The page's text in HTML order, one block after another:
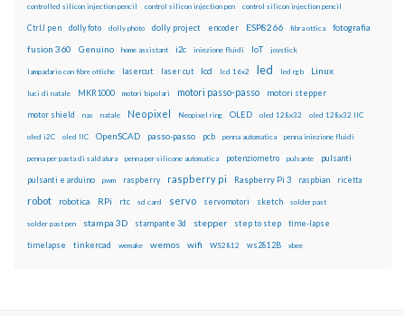
controlled silicon injection pencil control silicon injection pen control silicon injection pencil
CtrlJ pen dolly foto dolly photo dolly project encoder ESP8266 fibra ottica fotografia
fusion 360 Genuino home assistant i2c iniezione fluidi IoT joystick
lampadario con fibre ottiche lasercut laser cut lcd lcd 16x2 led led rgb Linux
luci di natale MKR1000 motori bipolari motori passo-passo motori stepper
motor shield nas natale Neopixel Neopixel ring OLED oled 128x32 oled 128x32 IIC
oled i2C oled IIC OpenSCAD passo-passo pcb penna automatica penna iniezione fluidi
penna per pasta di saldatura penna per silicone automatica potenziometro pulsante pulsanti
pulsanti e arduino pwm raspberry raspberry pi Raspberry Pi 3 raspbian ricetta
robot robotica RPi rtc sd card servo servomotori sketch solder past
solder past pen stampa 3D stampante 3d stepper step to step time-lapse
timelapse tinkercad wemake wemos wifi WS2812 ws2812B xbee